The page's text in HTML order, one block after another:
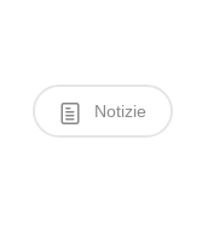
Notizie